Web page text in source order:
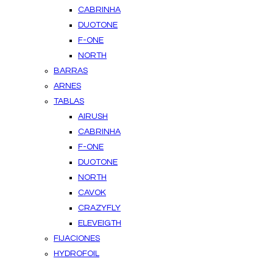
CABRINHA
DUOTONE
F-ONE
NORTH
BARRAS
ARNES
TABLAS
AIRUSH
CABRINHA
F-ONE
DUOTONE
NORTH
CAVOK
CRAZYFLY
ELEVEIGTH
FIJACIONES
HYDROFOIL